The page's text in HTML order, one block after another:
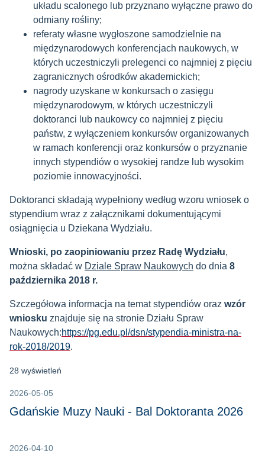
układu scalonego lub przyznano wyłączne prawo do
odmiany rośliny;
referaty własne wygłoszone samodzielnie na
międzynarodowych konferencjach naukowych, w
których uczestniczyli prelegenci co najmniej z pięciu
zagranicznych ośrodków akademickich;
nagrody uzyskane w konkursach o zasięgu
międzynarodowym, w których uczestniczyli
doktoranci lub naukowcy co najmniej z pięciu
państw, z wyłączeniem konkursów organizowanych
w ramach konferencji oraz konkursów o przyznanie
innych stypendiów o wysokiej randze lub wysokim
poziomie innowacyjności.
Doktoranci składają wypełniony według wzoru wniosek o
stypendium wraz z załącznikami dokumentującymi
osiągnięcia u Dziekana Wydziału.
Wnioski, po zaopiniowaniu przez Radę Wydziału,
można składać w Dziale Spraw Naukowych do dnia 8
października 2018 r.
Szczegółowa informacja na temat stypendiów oraz wzór
wniosku znajduje się na stronie Działu Spraw
Naukowych:https://pg.edu.pl/dsn/stypendia-ministra-na-
rok-2018/2019.
28 wyświetleń
2026-05-05
Gdańskie Muzy Nauki - Bal Doktoranta 2026
2026-04-10